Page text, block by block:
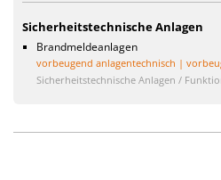
Sicherheitstechnische Anlagen
Brandmeldeanlagen
vorbeugend anlagentechnisch |
Sicherheitstechnische Anlagen /